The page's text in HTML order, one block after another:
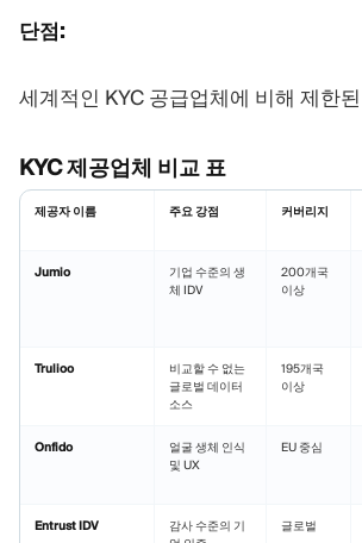
단점:
세계적인 KYC 공급업체에 비해 제한
KYC 제공업체 비교 표
제공자 이름 주요 강점 커버리지
Jumio
기업 수준의 생
체 IDV
200개국
이상
Trulioo
비교할 수 없는
글로벌 데이터
소스
195개국
이상
Onfido
얼굴 생체 인식
및 UX
EU 중심
Entrust IDV
감사 수준의 기
글로벌